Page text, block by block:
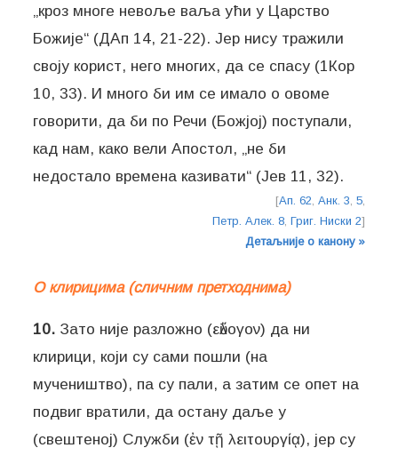
„кроз многе невоље ваља ући у Царство
Божије“ (ДАп 14, 21-22). Јер нису тражили
своју корист, него многих, да се спасу (1Кор
10, 33). И много би им се имало о овоме
говорити, да би по Речи (Божјој) поступали,
кад нам, како вели Апостол, „не би
недостало времена казивати“ (Јев 11, 32).
[Ап. 62 Анк. 3 5,
Петр. Алек. 8, Григ. Ниски 2]
Детаљније о канону »
О клирицима (сличним претходнима)
10. Зато није разложно (εὔλογον) да ни
клирици, који су сами пошли (на
мучеништво), па су пали, а затим се опет на
подвиг вратили, да остану даље у
(свештеној) Служби (ἐν τῇ λειτουργίᾳ), јер су